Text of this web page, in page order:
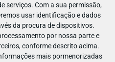
serviços. Com a sua permissão,
usar identificação e dados
da procura de dispositivos.
por nossa parte e
conforme descrito acima.
mais pormenorizadas
10